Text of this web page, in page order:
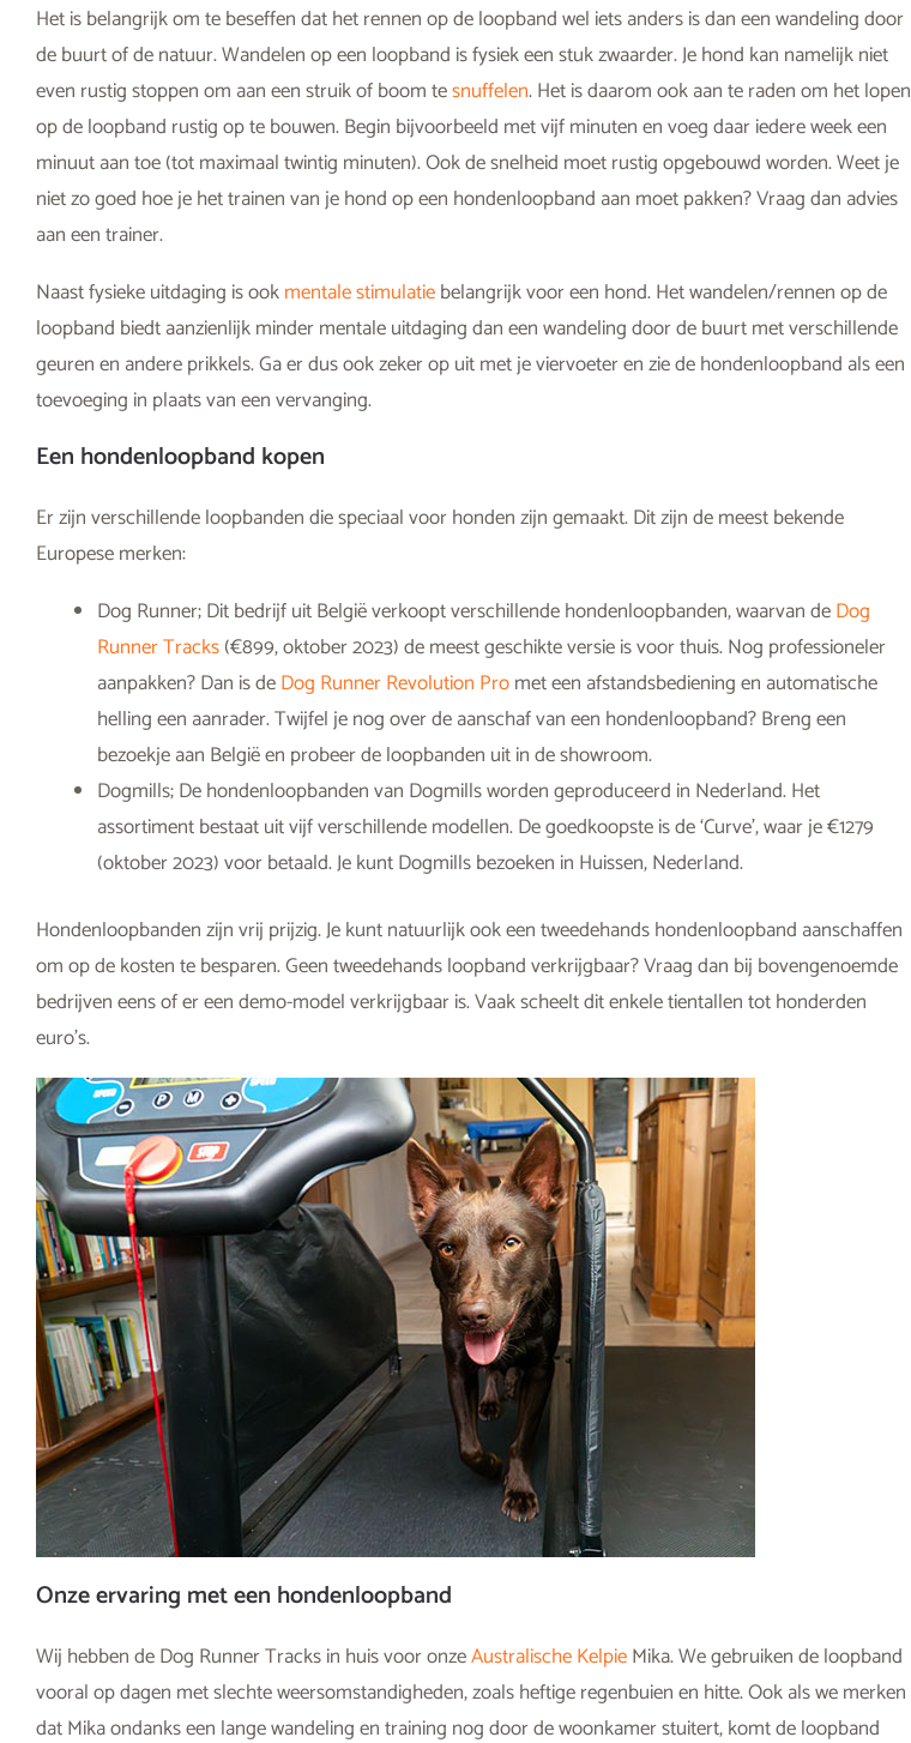
Het is belangrijk om te beseffen dat het rennen op de loopband wel iets anders is dan een wandeling door
de buurt of de natuur. Wandelen op een loopband is fysiek een stuk zwaarder. Je hond kan namelijk niet
even rustig stoppen om aan een struik of boom tesnuffelen. Het is daarom ook aan te raden om het lopen
op de loopband rustig op te bouwen. Begin bijvoorbeeld met vijf minuten en voeg daar iedere week een
minuut aan toe (tot maximaal twintig minuten). Ook de snelheid moet rustig opgebouwd worden. Weet je
niet zo goed hoe je het trainen van je hond op een hondenloopband aan moet pakken? Vraag dan advies
aan een trainer.
Naast fysieke uitdaging is ookmentale stimulatiebelangrijk voor een hond. Het wandelen/rennen op de
loopband biedt aanzienlijk minder mentale uitdaging dan een wandeling door de buurt met verschillende
geuren en andere prikkels. Ga er dus ook zeker op uit met je viervoeter en zie de hondenloopband als een
toevoeging in plaats van een vervanging.
Een hondenloopband kopen
Er zijn verschillende loopbanden die speciaal voor honden zijn gemaakt. Dit zijn de meest bekende
Europese merken:
Dog Runner; Dit bedrijf uit België verkoopt verschillende hondenloopbanden, waarvan deDog
Runner Tracks(€899, oktober 2023) de meest geschikte versie is voor thuis. Nog professioneler
aanpakken? Dan is deDog Runner Revolution Promet een afstandsbediening en automatische
helling een aanrader. Twijfel je nog over de aanschaf van een hondenloopband? Breng een
bezoekje aan België en probeer de loopbanden uit in de showroom.
Dogmills; De hondenloopbanden van Dogmills worden geproduceerd in Nederland. Het
assortiment bestaat uit vijf verschillende modellen. De goedkoopste is de ‘Curve’, waar je €1279
(oktober 2023) voor betaald. Je kunt Dogmills bezoeken in Huissen, Nederland.
Hondenloopbanden zijn vrij prijzig. Je kunt natuurlijk ook een tweedehands hondenloopband aanschaffen
om op de kosten te besparen. Geen tweedehands loopband verkrijgbaar? Vraag dan bij bovengenoemde
bedrijven eens of er een demo-model verkrijgbaar is. Vaak scheelt dit enkele tientallen tot honderden
euro’s.
Onze ervaring met een hondenloopband
Wij hebben de Dog Runner Tracks in huis voor onzeAustralische KelpieMika. We gebruiken de loopband
vooral op dagen met slechte weersomstandigheden, zoals heftige regenbuien en hitte. Ook als we merken
dat Mika ondanks een lange wandeling en training nog door de woonkamer stuitert, komt de loopband